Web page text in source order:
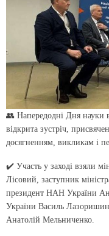
👥 Напередодні Дня науки
відкрита зустріч,
досягненням, викликам і
✔️ Участь у заході взяли
Лісовий, заступник
президент НАН України
України Василь
Анатолій Мельниченко.